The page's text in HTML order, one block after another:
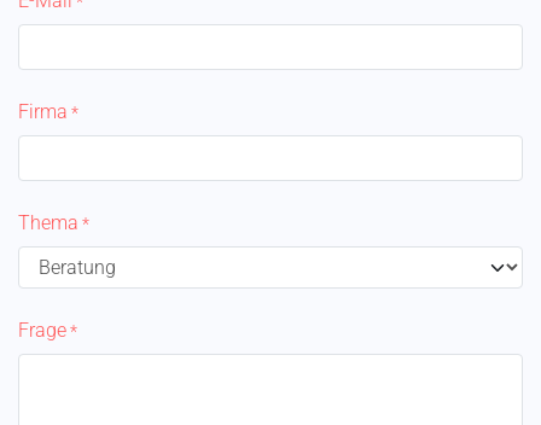
Firma *
Thema *
Frage*